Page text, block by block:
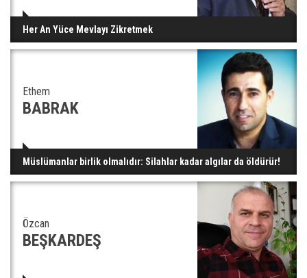
Her An Yüce Mevlayı Zikretmek
Ethem
BABRAK
Müslümanlar birlik olmalıdır: Silahlar kadar algılar da öldürür!
Özcan
BEŞKARDEŞ